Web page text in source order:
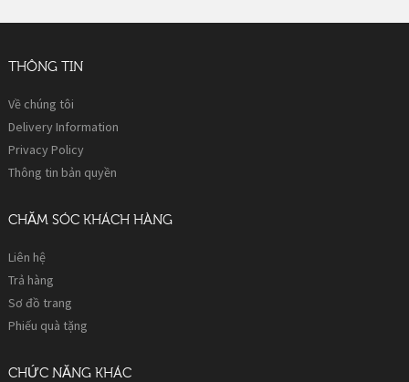
THÔNG TIN
Về chúng tôi
Delivery Information
Privacy Policy
Thông tin bản quyền
CHĂM SÓC KHÁCH HÀNG
Liên hệ
Trả hàng
Sơ đồ trang
Phiếu quà tặng
CHỨC NĂNG KHÁC